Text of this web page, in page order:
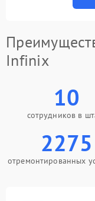
Infinix
10
сотрудников в
2275
отремонтированных